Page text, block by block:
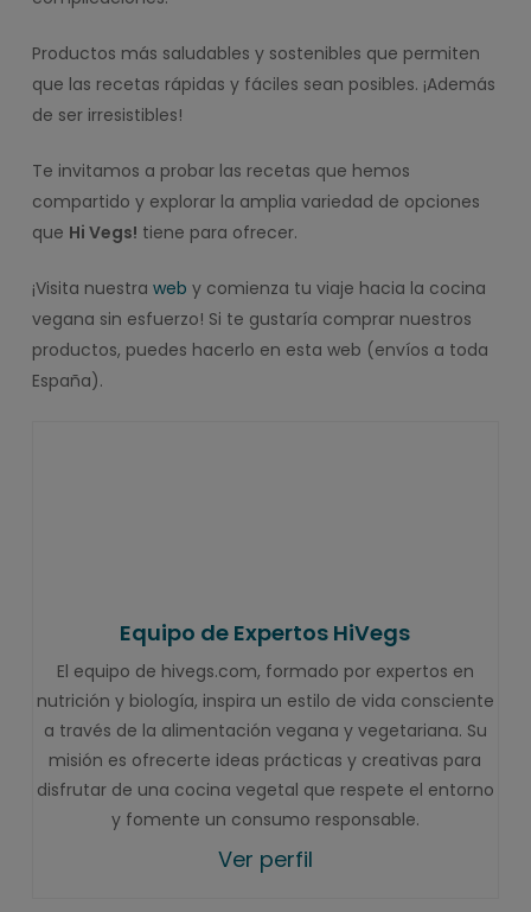
Productos más saludables y sostenibles que permiten
que las recetas rápidas y fáciles sean posibles. ¡Además
de ser irresistibles!
Te invitamos a probar las recetas que hemos
compartido y explorar la amplia variedad de opciones
que Hi Vegs! tiene para ofrecer.
¡Visita nuestra web y comienza tu viaje hacia la cocina
vegana sin esfuerzo! Si te gustaría comprar nuestros
productos, puedes hacerlo en esta web (envíos a toda
España).
Equipo de Expertos HiVegs
El equipo de hivegs.com, formado por expertos en
nutrición y biología, inspira un estilo de vida consciente
a través de la alimentación vegana y vegetariana. Su
misión es ofrecerte ideas prácticas y creativas para
disfrutar de una cocina vegetal que respete el entorno
y fomente un consumo responsable.
Ver perfil